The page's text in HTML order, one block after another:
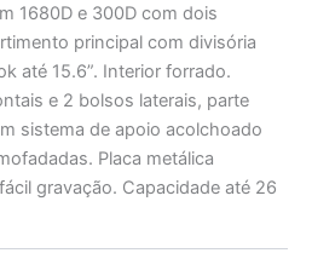
1680D e 300D com dois
principal com divisória
até 15.6”. Interior forrado.
e 2 bolsos laterais, parte
sistema de apoio acolchoado
Placa metálica
gravação. Capacidade até 26